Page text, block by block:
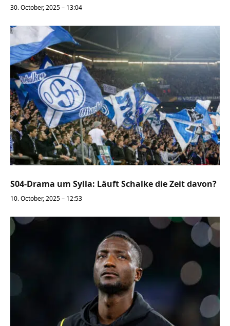
30. October, 2025 – 13:04
S04-Drama um Sylla: Läuft Schalke die Zeit davon?
10. October, 2025 – 12:53